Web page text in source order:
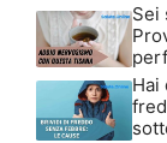
Sei
Hai